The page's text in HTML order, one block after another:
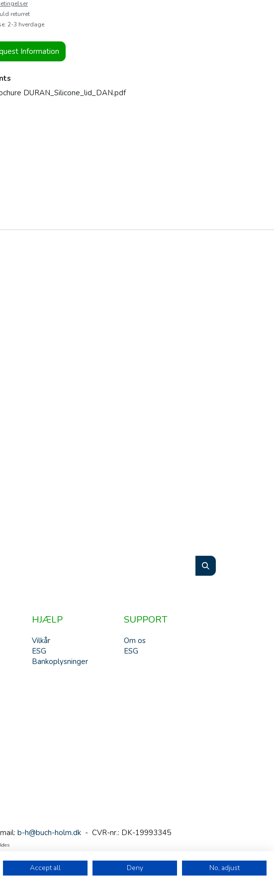
returret
2-3 hverdage
Information
DURAN_Silicone_lid_DAN.pdf
SUPPORT
Om os
ESG
Vilkår
ESG
Bankoplysninger
HJÆLP
b-h@buch-holm.dk- CVR-nr.: DK-19993345
Accept all Deny No, adjust